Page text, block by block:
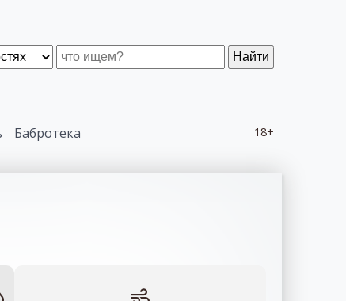
Найти
18+
Бабротека